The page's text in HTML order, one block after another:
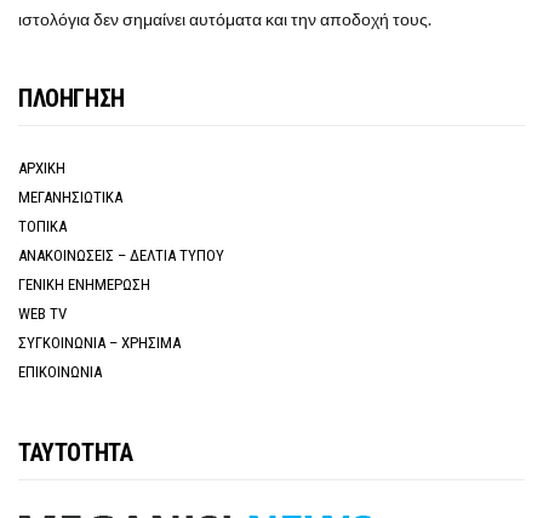
ιστολόγια δεν σημαίνει αυτόματα και την αποδοχή τους.
ΠΛΟΗΓΗΣΗ
ΑΡΧΙΚΗ
ΜΕΓΑΝΗΣΙΩΤΙΚΑ
ΤΟΠΙΚΑ
ΑΝΑΚΟΙΝΩΣΕΙΣ – ΔΕΛΤΙΑ ΤΥΠΟΥ
ΓΕΝΙΚΗ ΕΝΗΜΕΡΩΣΗ
WEB TV
ΣΥΓΚΟΙΝΩΝΙΑ – ΧΡΗΣΙΜΑ
ΕΠΙΚΟΙΝΩΝΙΑ
ΤΑΥΤΟΤΗΤΑ